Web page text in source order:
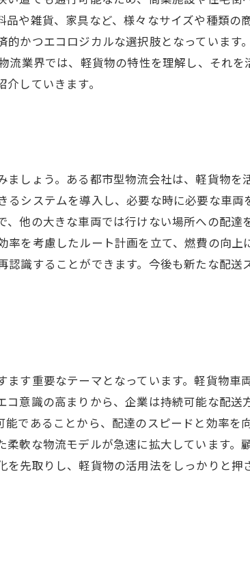
や雑貨、家具など、様々なサイズや種類の
かつエコロジカルな選択肢となっています
業界では、軽貨物の特性を理解し、それ
していきます。
しょう。ある都市型物流会社は、軽貨物を
システムを導入し、必要な時に必要な車両
他の大きな車両では行けない場所への配達
を考慮したルート計画を立て、燃費の向
識することができます。今後も新たな配送
す重要なテーマとなっています。軽貨物車
意識の高まりから、企業は持続可能な配送
であることから、配達のスピードと効率を
軟な物流モデルが急速に拡大しています。
先取りし、軽貨物の活用法をしっかりと